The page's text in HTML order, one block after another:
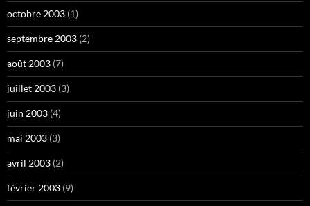
octobre 2003 (1)
septembre 2003 (2)
août 2003 (7)
juillet 2003 (3)
juin 2003 (4)
mai 2003 (3)
avril 2003 (2)
février 2003 (9)